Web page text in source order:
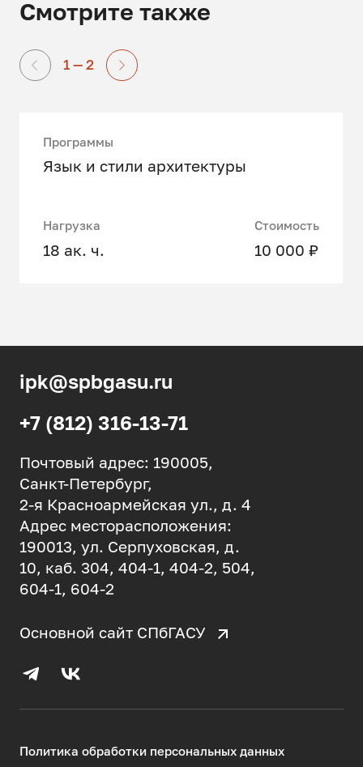
Смотрите также
1 — 2
Программы
Язык и стили архитектуры
Нагрузка
18 ак. ч.
Стоимость
10 000 ₽
ipk@spbgasu.ru
+7 (812) 316-13-71
Почтовый адрес: 190005,
Санкт-Петербург,
2-я Красноармейская ул., д. 4
Адрес месторасположения:
190013, ул. Серпуховская, д.
10, каб. 304, 404-1, 404-2, 504,
604-1, 604-2
Основной сайт СПбГАСУ
Политика обработки персональных данных